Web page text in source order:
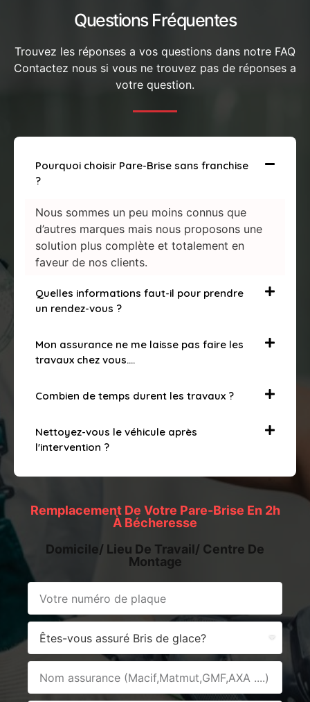
Questions Fréquentes
Trouvez les réponses a vos questions dans notre FAQ
Contactez nous si vous ne trouvez pas de réponses a
votre question.
Pourquoi choisir Pare-Brise sans franchise
?
Nous sommes un peu moins connus que
d’autres marques mais nous proposons une
solution plus complète et totalement en
faveur de nos clients.
Quelles informations faut-il pour prendre
un rendez-vous ?
Mon assurance ne me laisse pas faire les
travaux chez vous….
Combien de temps durent les travaux ?
Nettoyez-vous le véhicule après
l'intervention ?
Remplacement De Votre Pare-Brise En 2h
À Bécheresse
Domicile/ Lieu De Travail/ Centre De
Montage